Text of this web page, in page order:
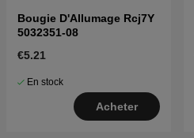
Bougie D'Allumage Rcj7Y
5032351-08
€5.21
En stock
Acheter